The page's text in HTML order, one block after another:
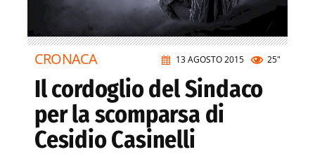
13 AGOSTO 2015 25"
CRONACA
Il cordoglio del Sindaco
per la scomparsa di
Cesidio Casinelli